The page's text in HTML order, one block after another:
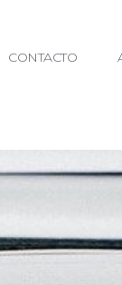
CONTACTO